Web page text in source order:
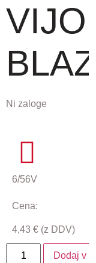
Ni zaloge
6/56V
Cena:
4,43 € (z DDV)
Dodaj v